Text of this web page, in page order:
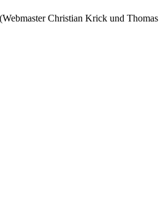
Christian Krick und Thomas